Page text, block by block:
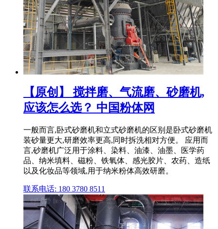
【原创】 搅拌磨、气流磨、砂磨机,
应该怎么选？ 中国粉体网
一般而言,卧式砂磨机和立式砂磨机的区别是卧式砂磨机
装砂量更大,研磨效率更高,同时拆洗相对方便。 应用而
言,砂磨机广泛用于涂料、染料、油漆、油墨、医学药
品、纳米填料、磁粉、铁氧体、感光胶片、农药、造纸
以及化妆品等领域,用于纳米粉体高效研磨。
联系电话: 180 3780 8511